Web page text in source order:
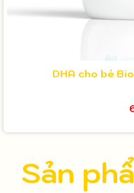
DHA cho bé
Sản